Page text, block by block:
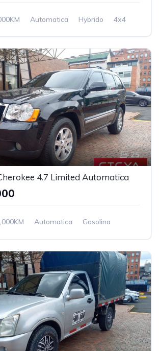
Automatica Hybrido 4x4
25
4.7 Limited Automatica
Automatica
Gasolina